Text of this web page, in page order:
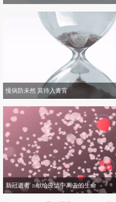
慢病防未然 莫待入膏肓
新冠逝者：献给疫情中离去的生命